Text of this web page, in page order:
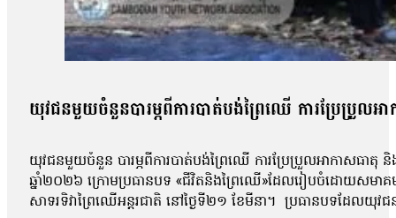
យុវជនមួយចំនួនបារម្ភពីការបាត់បង់ព្រៃឈើ ការប្រែប្រួលអា
យុវជនមួយចំនួន បារម្ភពីការបាត់បង់ព្រៃឈើ ការប្រែប្រួលអាកាសធាតុ និង
ឆ្នាំ២០២៦ ក្រោមប្រធានបទ «ជីវិតនិងព្រៃឈើ»ដែលរៀបចំដោយសម
សាទរទិវាព្រៃឈើអន្តរជាតិ នៅថ្ងៃទី២១ ខែមីនា។ ប្រធានបទដែលយុវជ